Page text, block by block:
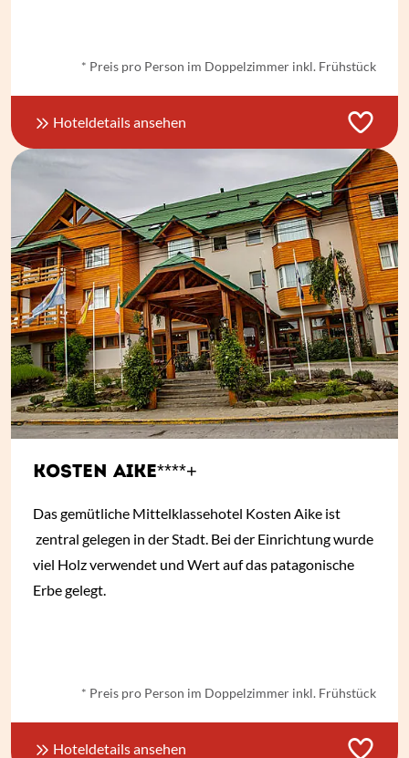
* Preis pro Person im Doppelzimmer inkl. Frühstück
Hoteldetails ansehen
KOSTEN AIKE****+
Das gemütliche Mittelklassehotel Kosten Aike ist
zentral gelegen in der Stadt. Bei der Einrichtung wurde
viel Holz verwendet und Wert auf das patagonische
Erbe gelegt.
* Preis pro Person im Doppelzimmer inkl. Frühstück
Hoteldetails ansehen